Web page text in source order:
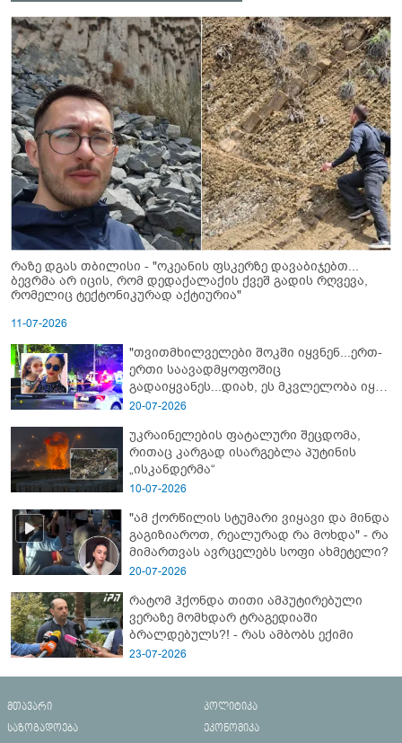
რაზე დგას თბილისი - "ოკეანის ფსკერზე დავაბიჯებთ...
ბევრმა არ იცის, რომ დედაქალაქის ქვეშ გადის რღვევა,
რომელიც ტექტონიკურად აქტიურია"
11-07-2026
"თვითმხილველები შოკში იყვნენ...ერთ-
ერთი საავადმყოფოშიც
გადაიყვანეს...დიახ, ეს მკვლელობა იყო"
- გორში დატრიალებული ტრაგედიის
20-07-2026
უკრაინელების ფატალური შეცდომა,
რითაც კარგად ისარგებლა პუტინის
„ისკანდერმა“
10-07-2026
"ამ ქორწილის სტუმარი ვიყავი და მინდა
გაგიზიაროთ, რეალურად რა მოხდა" - რა
მიმართვას ავრცელებს სოფი ახმეტელი?
20-07-2026
რატომ ჰქონდა თითი ამპუტირებული
ვერაზე მომხდარ ტრაგედიაში
ბრალდებულს?! - რას ამბობს ექიმი
23-07-2026
მთავარი
პოლიტიკა
საზოგადოება
ეკონომიკა